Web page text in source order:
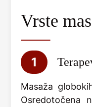
Vrste
1
Masaža
Osredotočena